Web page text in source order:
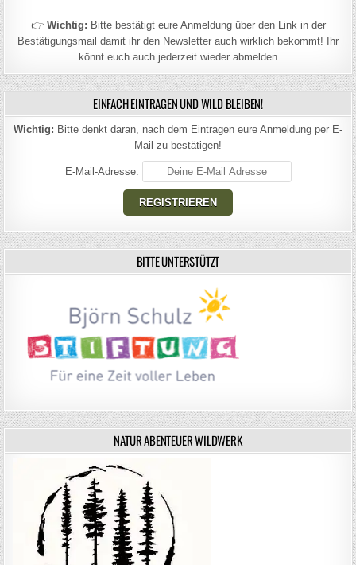
👉 Wichtig: Bitte bestätigt eure Anmeldung über den Link in der
Bestätigungsmail damit ihr den Newsletter auch wirklich bekommt! Ihr
könnt euch auch jederzeit wieder abmelden
EINFACH EINTRAGEN UND WILD BLEIBEN!
Wichtig: Bitte denkt daran, nach dem Eintragen eure Anmeldung per E-
Mail zu bestätigen!
E-Mail-Adresse:
BITTE UNTERSTÜTZT
NATUR ABENTEUER WILDWERK